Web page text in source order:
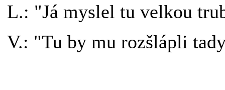
L.: "Já myslel tu velkou
V.: "Tu by mu rozšlápli